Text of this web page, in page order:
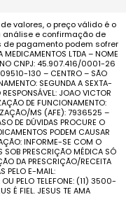
valores, o preço válido é o
análise e confirmação de
de pagamento podem sofrer
LTDA – NOME
NO CNPJ: 45.907.416/0001-26
09510-130 – CENTRO – SÃO
SEGUNDA A SEXTA-
JOAO VICTOR
DE FUNCIONAMENTO:
MS (AFE): 7936525 –
DE DÚVIDAS PROCURE O
PODEM CAUSAR
INFORME-SE COM O
PRESCRIÇÃO MÉDICA SÓ
DA PRESCRIÇÃO/RECEITA
PELO E-MAIL:
TELEFONE: (11) 3500-
É FIEL. JESUS TE AMA